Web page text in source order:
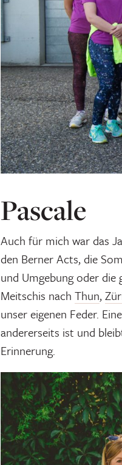
Pascale
Auch für mich war das
den Berner Acts, die
und Umgebung oder die
Meitschis nach Thun,
unser eigenen Feder.
andererseits ist und
Erinnerung.